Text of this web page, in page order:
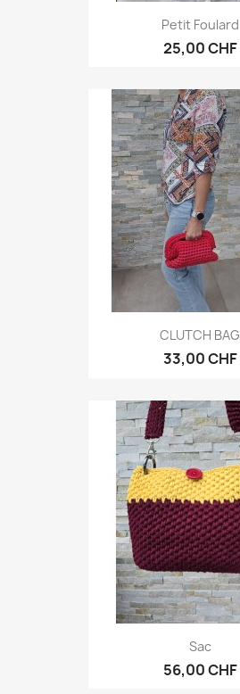
Petit Foulard
25,00 CHF
CLUTCH BAG
33,00 CHF
Sac
56,00 CHF